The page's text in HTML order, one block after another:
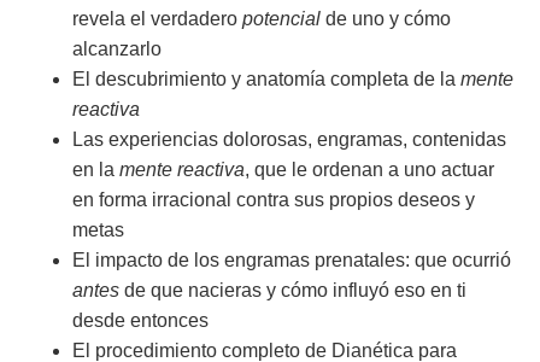
revela el verdadero potencial de uno y cómo
alcanzarlo
El descubrimiento y anatomía completa de la mente
reactiva
Las experiencias dolorosas, engramas, contenidas
en la mente reactiva, que le ordenan a uno actuar
en forma irracional contra sus propios deseos y
metas
El impacto de los engramas prenatales: que ocurrió
antes de que nacieras y cómo influyó eso en ti
desde entonces
El procedimiento completo de Dianética para